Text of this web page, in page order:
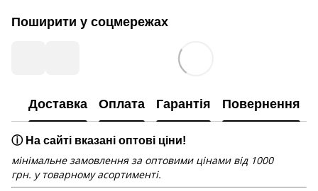
Поширити у соцмережах
Доставка Оплата Гарантія Повернення
ⓘ На сайті вказані оптові ціни!
мінімальне замовлення за оптовими цінами від 1000
грн. у товарному асортименті.